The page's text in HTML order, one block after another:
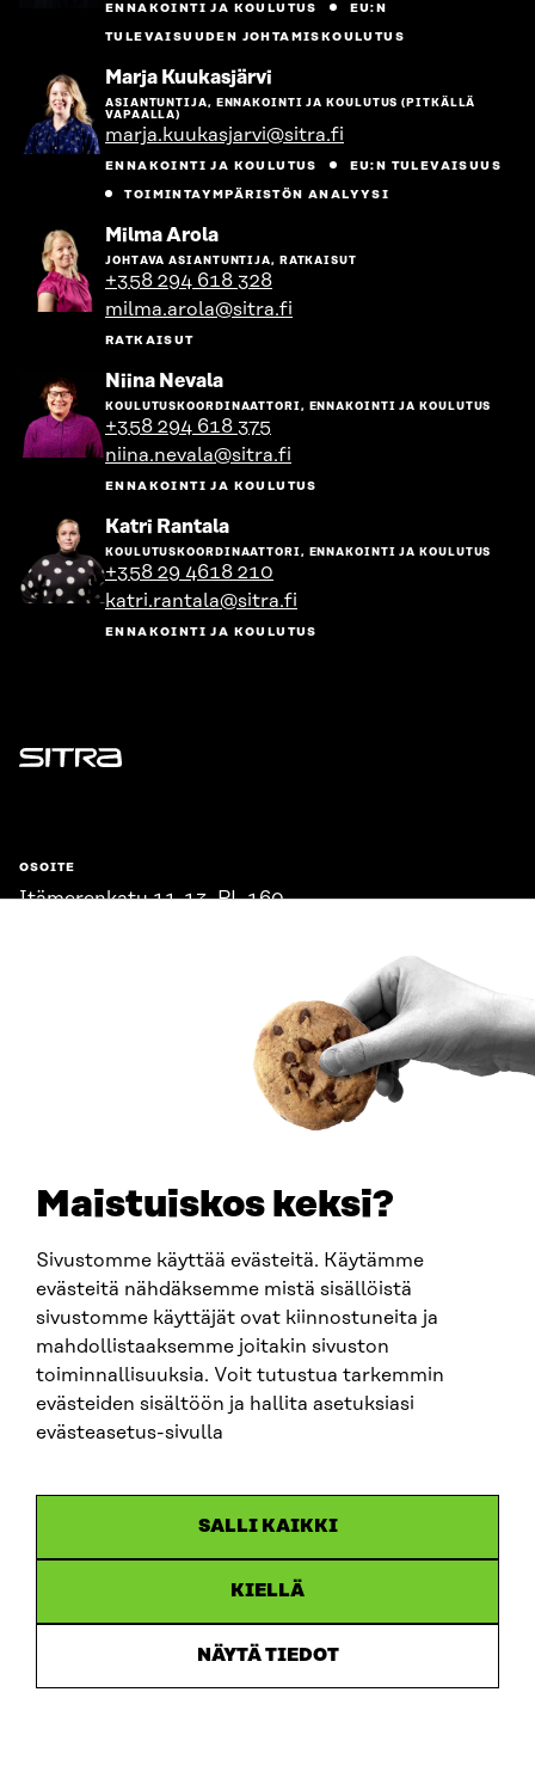
Maistuiskos keksi?
Sivustomme käyttää evästeitä. Käytämme
evästeitä nähdäksemme mistä sisällöistä
sivustomme käyttäjät ovat kiinnostuneita ja
mahdollistaaksemme joitakin sivuston
toiminnallisuuksia. Voit tutustua tarkemmin
evästeiden sisältöön ja hallita asetuksiasi
evästeasetus-sivulla
SALLI KAIKKI
KIELLÄ
NÄYTÄ TIEDOT
ENNAKOINTI JA KOULUTUS
EU:N
TULEVAISUUDEN JOHTAMISKOULUTUS
Marja Kuukasjärvi
henkilön
ASIANTUNTIJA, ENNAKOINTI JA KOULUTUS (PITKÄLLÄ
VAPAALLA)
marja.kuukasjarvi@sitra.fi
ENNAKOINTI JA KOULUTUS
EU:N TULEVAISUUS
TOIMINTAYMPÄRISTÖN ANALYYSI
Milma ArolaSiirry
henkilön
sivulle
JOHTAVA ASIANTUNTIJA, RATKAISUT
+358 294 618 328
milma.arola@sitra.fi
RATKAISUT
Niina NevalaSiirry
henkilön
sivulle
KOULUTUSKOORDINAATTORI, ENNAKOINTI JA KOULUTUS
+358 294 618 375
niina.nevala@sitra.fi
ENNAKOINTI JA KOULUTUS
Katri RantalaSiirry
henkilön
sivulle
KOULUTUSKOORDINAATTORI, ENNAKOINTI JA KOULUTUS
+358 29 4618 210
katri.rantala@sitra.fi
ENNAKOINTI JA KOULUTUS
Sitra
OSOITE
Itämerenkatu 11-13, PL 160,
SITRA SOSIAALISESSA MEDIASSA
LinkedIn
Instagram
YouTube
Saavutettavuusseloste
Asiakirjajulkisuus